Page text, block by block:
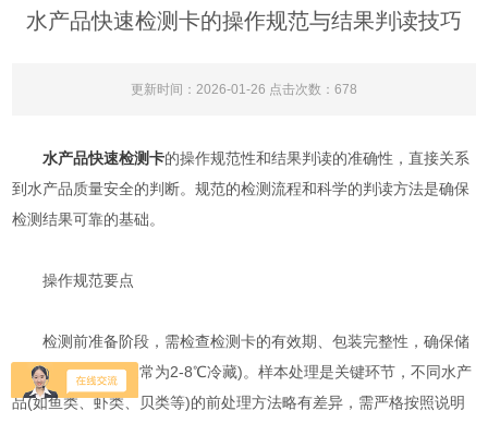
水产品快速检测卡的操作规范与结果判读技巧
更新时间：2026-01-26 点击次数：678
水产品快速检测卡的操作规范性和结果判读的准确性，直接关系
到水产品质量安全的判断。规范的检测流程和科学的判读方法是确保
检测结果可靠的基础。
操作规范要点
检测前准备阶段，需检查检测卡的有效期、包装完整性，确保储
存条件符合要求(通常为2-8℃冷藏)。样本处理是关键环节，不同水产
品(如鱼类、虾类、贝类等)的前处理方法略有差异，需严格按照说明